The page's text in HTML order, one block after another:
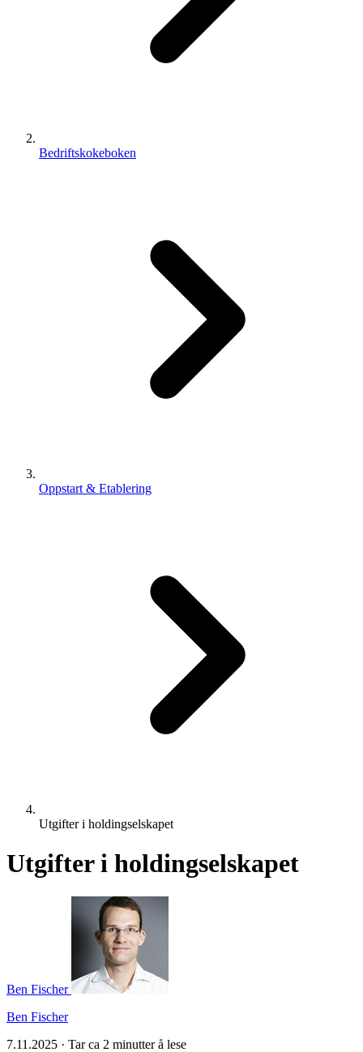
Bedriftskokeboken
Oppstart & Etablering
Utgifter i holdingselskapet
Utgifter i holdingselskapet
Ben Fischer
Ben Fischer
7.11.2025 · Tar ca 2 minutter å lese